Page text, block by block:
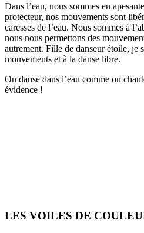
Dans l’eau, nous sommes en
protecteur, nos mouvements sont
caresses de l’eau. Nous sommes à
nous nous permettons des
autrement. Fille de danseur étoile, je
mouvements et à la danse libre.
On danse dans l’eau comme on
évidence !
LES VOILES DE